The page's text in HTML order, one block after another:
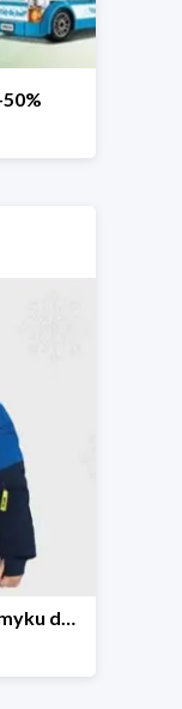
Zimowa wyprzedaż w Smyku do -50%